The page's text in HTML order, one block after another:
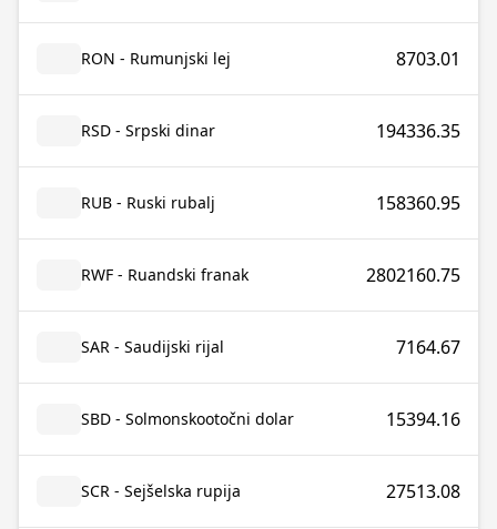
RON - Rumunjski lej 8703.01
RSD - Srpski dinar 194336.35
RUB - Ruski rubalj 158360.95
RWF - Ruandski franak 2802160.75
SAR - Saudijski rijal 7164.67
SBD - Solmonskootočni dolar 15394.16
SCR - Sejšelska rupija 27513.08